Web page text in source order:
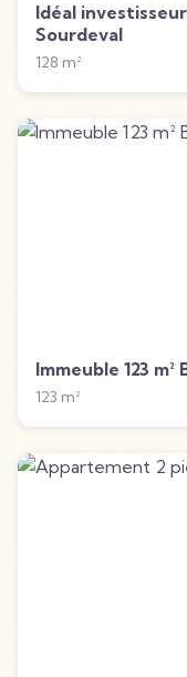
Idéal
Sourdeval
128 m²
Immeuble 123
123 m²